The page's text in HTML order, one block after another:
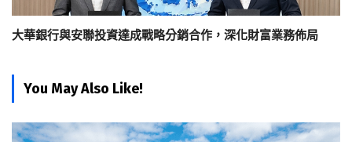
大華銀行與安聯投資達成戰略分銷合作，深化財富業務佈局
You May Also Like!